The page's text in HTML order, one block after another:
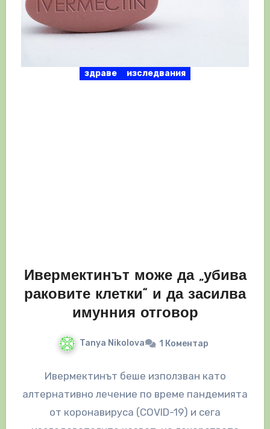
здраве изследвания
Ивермектинът може да „убива
раковите клетки“ и да засилва
имунния отговор
Tanya Nikolova 1 Коментар
Ивермектинът беше използван като
алтернативно лечение по време пандемията
от коронавируса (COVID-19) и сега